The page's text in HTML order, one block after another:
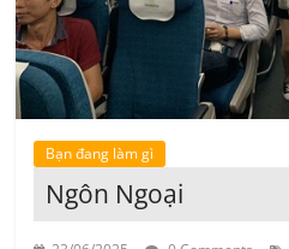
Bạn đang làm gì
Ngôn Ngoại